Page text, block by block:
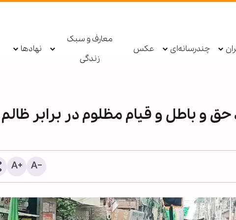
چندرسانه‌ای عکس
معارف و سبک
زندگی
نهادها
و باطل و قیام مظلوم در برابر ظالم
افتتاح رویداد «محرم و
آیینه اسناد وزارت امور
حضور وزیر امور خارجه